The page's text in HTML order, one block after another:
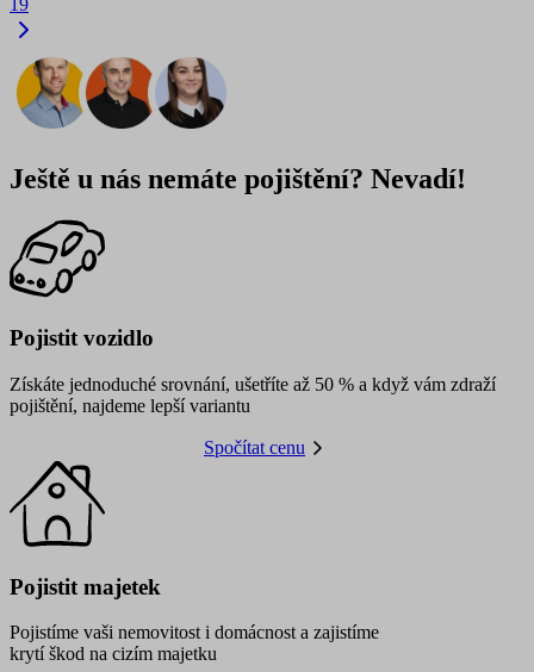
Ještě u nás nemáte pojištění? Nevadí!
Pojistit vozidlo
Získáte jednoduché srovnání, ušetříte až 50 % a když vám zdraží
pojištění, najdeme lepší variantu
Spočítat cenu
Pojistit majetek
Pojistíme vaši nemovitost i domácnost a zajistíme
krytí škod na cizím majetku